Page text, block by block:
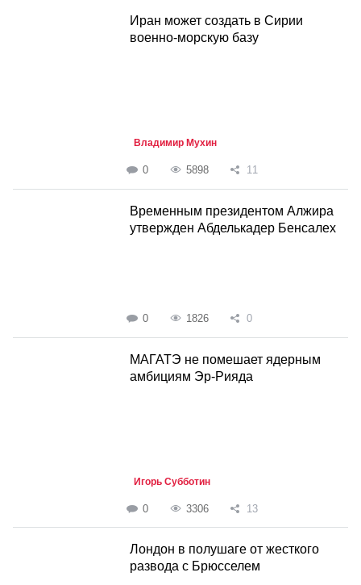
Иран может создать в Сирии
военно-морскую базу
Владимир Мухин
0 5898 11
Временным президентом Алжира
утвержден Абделькадер Бенсалех
0 1826 0
МАГАТЭ не помешает ядерным
амбициям Эр-Рияда
Игорь Субботин
0 3306 13
Лондон в полушаге от жесткого
развода с Брюсселем